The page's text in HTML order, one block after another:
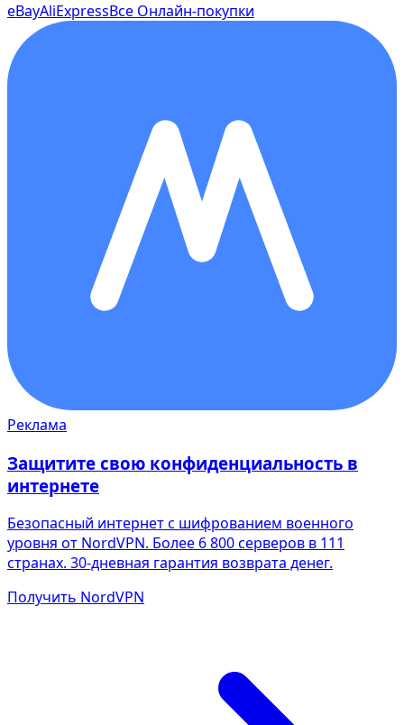
eBayAliExpressВсе Онлайн-покупки
Реклама
Защитите свою конфиденциальность в
интернете
Безопасный интернет с шифрованием военного
уровня от NordVPN. Более 6 800 серверов в 111
странах. 30-дневная гарантия возврата денег.
Получить NordVPN